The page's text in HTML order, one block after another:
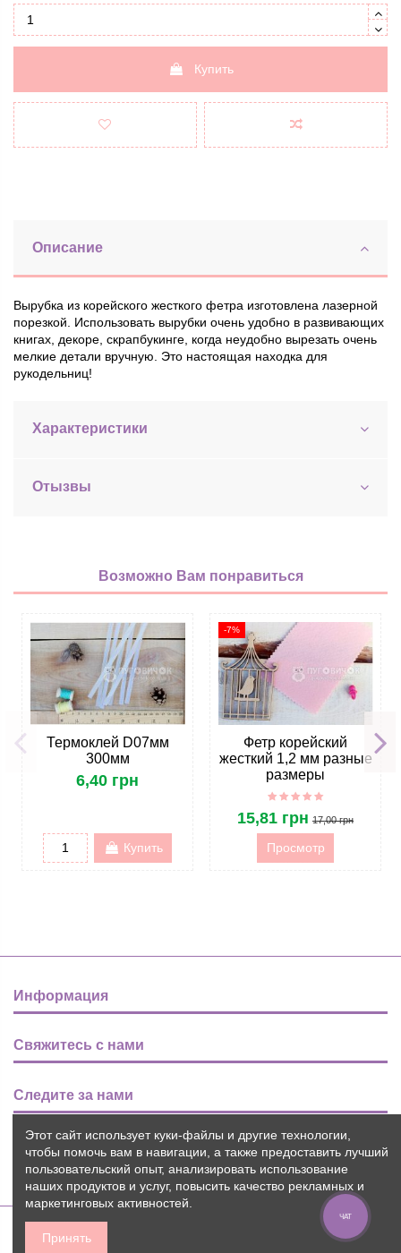
Купить
Описание
Вырубка из корейского жесткого фетра изготовлена ​​лазерной
порезкой. Использовать вырубки очень удобно в развивающих
книгах, декоре, скрапбукинге, когда неудобно вырезать очень
мелкие детали вручную. Это настоящая находка для
рукодельниц!
Характеристики
Отызвы
Возможно Вам понравиться
Термоклей D07мм
300мм
6,40 грн
Купить
-7%
Фетр корейский
жесткий 1,2 мм разные
размеры
15,81 грн 17,00 грн
Просмотр
Информация
Свяжитесь с нами
Следите за нами
Новости
Этот сайт использует куки-файлы и другие технологии,
чтобы помочь вам в навигации, а также предоставить лучший
пользовательский опыт, анализировать использование
наших продуктов и услуг, повысить качество рекламных и
маркетинговых активностей.
Принять
ЧАТ